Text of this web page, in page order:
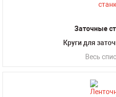
Заточные
Круги для
Весь